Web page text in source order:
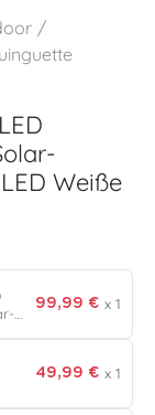
Weiße
99,99 € x 1
49,99 € x 1